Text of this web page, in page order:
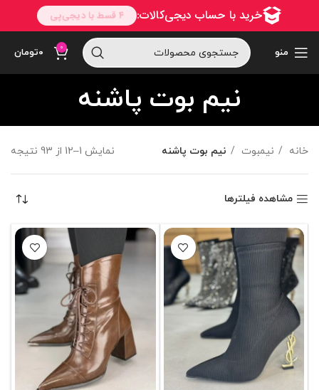
منو 0 ۰تومان
نیم بوت پاشنه
خانه نیمبوت نیم بوت پاشنه نمایش 1–12 از 93 نتیجه
مشاهده فیلترها